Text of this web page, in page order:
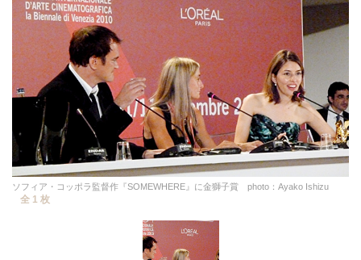
ソフィア・コッポラ監督作『SOMEWHERE』に金獅子賞 photo：Ayako Ishizu
全 1 枚